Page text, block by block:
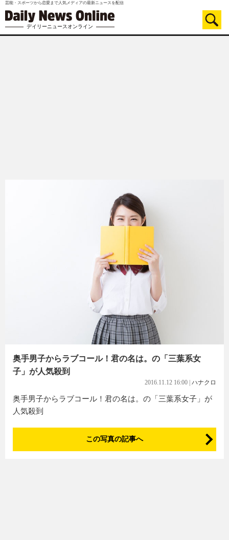
芸能・スポーツから恋愛まで人気メディアの最新ニュースを配信
デイリーニュースオンライン
奥手男子からラブコール！君の名は。の「三葉系女
子」が人気殺到
2016.11.12 16:00 ハナクロ
奥手男子からラブコール！君の名は。の「三葉系女子」が
人気殺到
この写真の記事へ